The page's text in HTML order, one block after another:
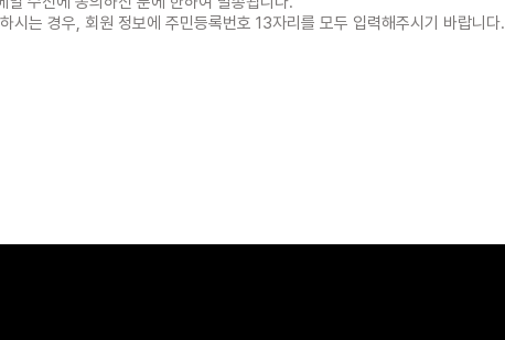
시는 경우, 회원 정보에 주민등록번호 13자리를 모두 입력해주시기 바랍니다.